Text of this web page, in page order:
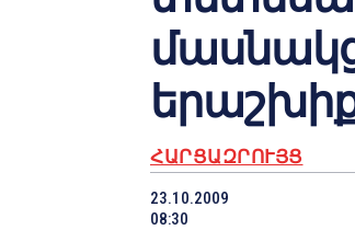
ՀԱՐՑԱԶՐՈՒՅՑ
23.10.2009
08:30